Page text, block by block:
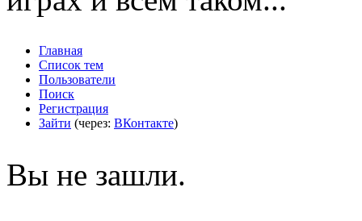
Главная
Список тем
Пользователи
Поиск
Регистрация
Зайти (через: ВКонтакте)
Вы не зашли.